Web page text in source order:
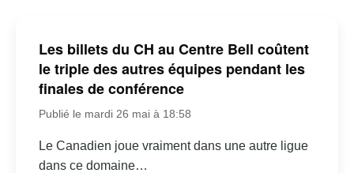
Les billets du CH au Centre Bell coûtent
le triple des autres équipes pendant les
finales de conférence
Publié le mardi 26 mai à 18:58
Le Canadien joue vraiment dans une autre ligue
dans ce domaine…